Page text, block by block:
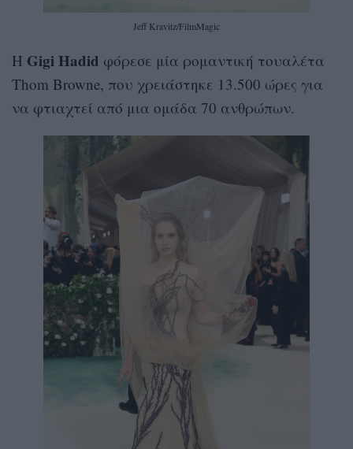
Jeff Kravitz/FilmMagic
Η Gigi Hadid φόρεσε μία ρομαντική τουαλέτα
Thom Browne, που χρειάστηκε 13.500 ώρες για
να φτιαχτεί από μια ομάδα 70 ανθρώπων.